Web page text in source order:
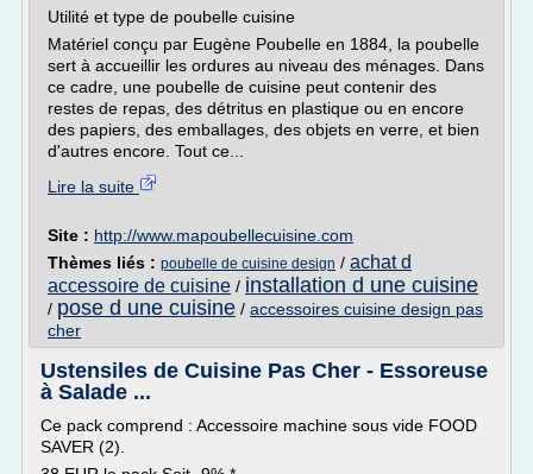
Utilité et type de poubelle cuisine
Matériel conçu par Eugène Poubelle en 1884, la poubelle
sert à accueillir les ordures au niveau des ménages. Dans
ce cadre, une poubelle de cuisine peut contenir des
restes de repas, des détritus en plastique ou en encore
des papiers, des emballages, des objets en verre, et bien
d'autres encore. Tout ce...
Lire la suite
Site : http://www.mapoubellecuisine.com
Thèmes liés : poubelle de cuisine design / achat d
accessoire de cuisine / installation d une cuisine
/ pose d une cuisine / accessoires cuisine design pas
cher
Ustensiles de Cuisine Pas Cher - Essoreuse
à Salade ...
Ce pack comprend : Accessoire machine sous vide FOOD
SAVER (2).